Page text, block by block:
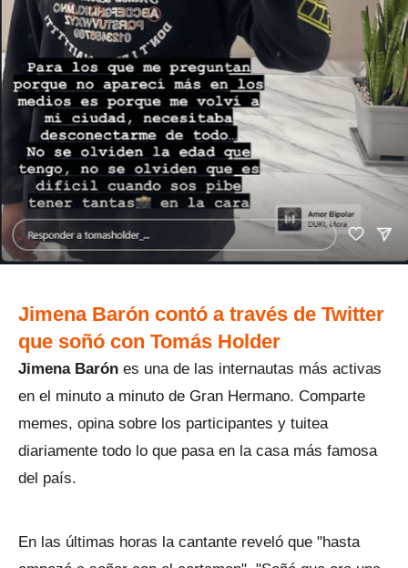
Jimena Barón contó a través de Twitter
que soñó con Tomás Holder
Jimena Barón es una de las internautas más activas
en el minuto a minuto de Gran Hermano. Comparte
memes, opina sobre los participantes y tuitea
diariamente todo lo que pasa en la casa más famosa
del país.
En las últimas horas la cantante reveló que "hasta